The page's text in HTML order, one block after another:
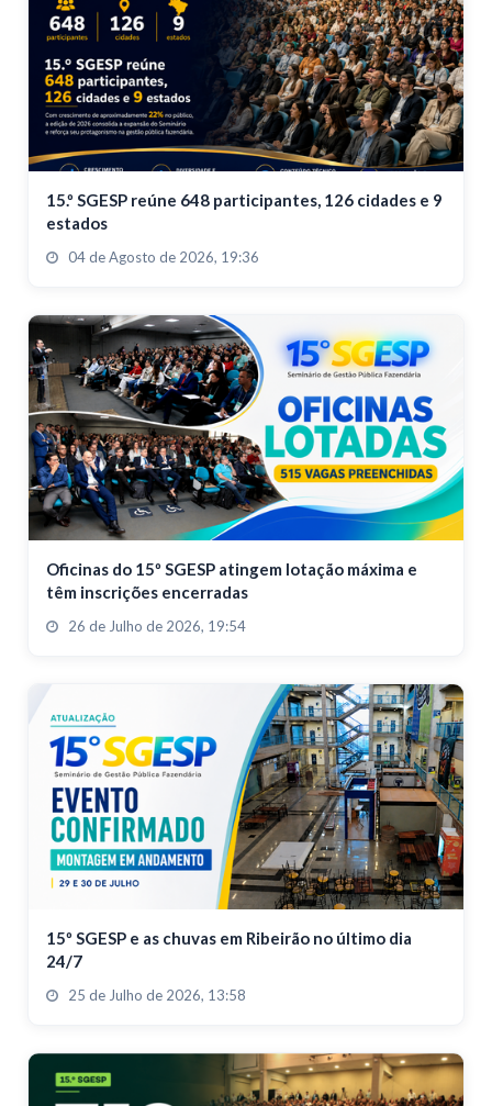
15.º SGESP reúne 648 participantes, 126 cidades e 9
estados
04 de Agosto de 2026, 19:36
Oficinas do 15º SGESP atingem lotação máxima e
têm inscrições encerradas
26 de Julho de 2026, 19:54
15º SGESP e as chuvas em Ribeirão no último dia
24/7
25 de Julho de 2026, 13:58